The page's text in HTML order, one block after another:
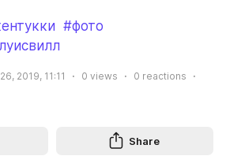
#фото
2019, 11:11 0 views 0 reactions
Share